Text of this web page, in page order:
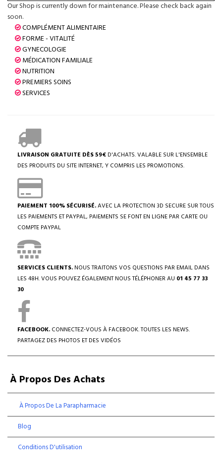
Our Shop is currently down for maintenance. Please check back again
soon.
COMPLÉMENT ALIMENTAIRE
FORME - VITALITÉ
GYNECOLOGIE
MÉDICATION FAMILIALE
NUTRITION
PREMIERS SOINS
SERVICES
LIVRAISON GRATUITE DÈS 59€ D'ACHATS. VALABLE SUR L'ENSEMBLE
DES PRODUITS DU SITE INTERNET, Y COMPRIS LES PROMOTIONS.
PAIEMENT 100% SÉCURISÉ.AVEC LA PROTECTION 3D SECURE SUR TOUS
LES PAIEMENTS ET PAYPAL, PAIEMENTS SE FONT EN LIGNE PAR CARTE OU
COMPTE PAYPAL
SERVICES CLIENTS. NOUS TRAITONS VOS QUESTIONS PAR EMAIL DANS
LES 48H. VOUS POUVEZ ÉGALEMENT NOUS TÉLÉPHONER AU 01 45 77 33
30
FACEBOOK. CONNECTEZ-VOUS À FACEBOOK. TOUTES LES NEWS.
PARTAGEZ DES PHOTOS ET DES VIDÉOS
À Propos Des Achats
À Propos De La Parapharmacie
Blog
Conditions D'utilisation